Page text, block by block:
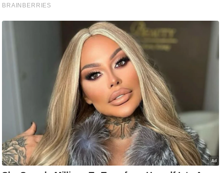
ड
फि
k
i
n